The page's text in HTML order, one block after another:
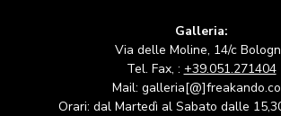
Galleria:
Via delle Moline, 14/c
Tel. Fax, : +39.051.271404
Mail:
Orari: dal Martedì al Sabato dalle